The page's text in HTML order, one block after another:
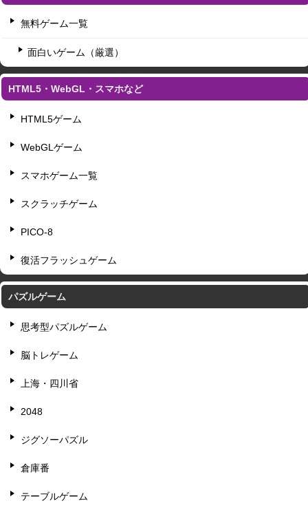
無料ゲーム一覧
面白いゲーム（厳選）
HTML5・WebGL・スマホなど
HTML5ゲーム
WebGLゲーム
スマホゲーム一覧
スクラッチゲーム
PICO-8
復活フラッシュゲーム
パズルゲーム
思考型パズルゲーム
脳トレゲーム
上海・四川省
2048
ジグソーパズル
倉庫番
テーブルゲーム